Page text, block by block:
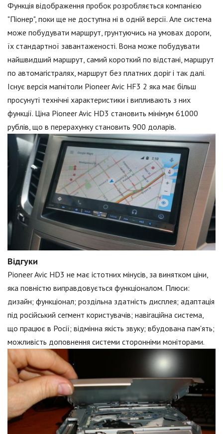
Функція відображення пробок розробляється компанією
"Піонер", поки ще не доступна ні в одній версії. Але система
може побудувати маршрут, грунтуючись на умовах дороги,
їх стандартної завантаженості. Вона може побудувати
найшвидший маршрут, самий короткий по відстані, маршрут
по автомагістралях, маршрут без платних доріг і так далі.
Існує версія магнітоли Pioneer Avic HF3 2 яка має більш
просунуті технічні характеристики і випливають з них
функції. Ціна Pioneer Avic HD3 становить мінімум 61000
рублів, що в перерахунку становить 900 доларів.
Відгуки
Pioneer Avic HD3 не має істотних мінусів, за винятком ціни,
яка повністю виправдовується функціоналом. Плюси:
дизайн; функціонал; роздільна здатність дисплея; адаптація
під російський сегмент користувачів; навігаційна система,
що працює в Росії; відмінна якість звуку; вбудована пам'ять;
можливість доповнення системи сторонніми моніторами.